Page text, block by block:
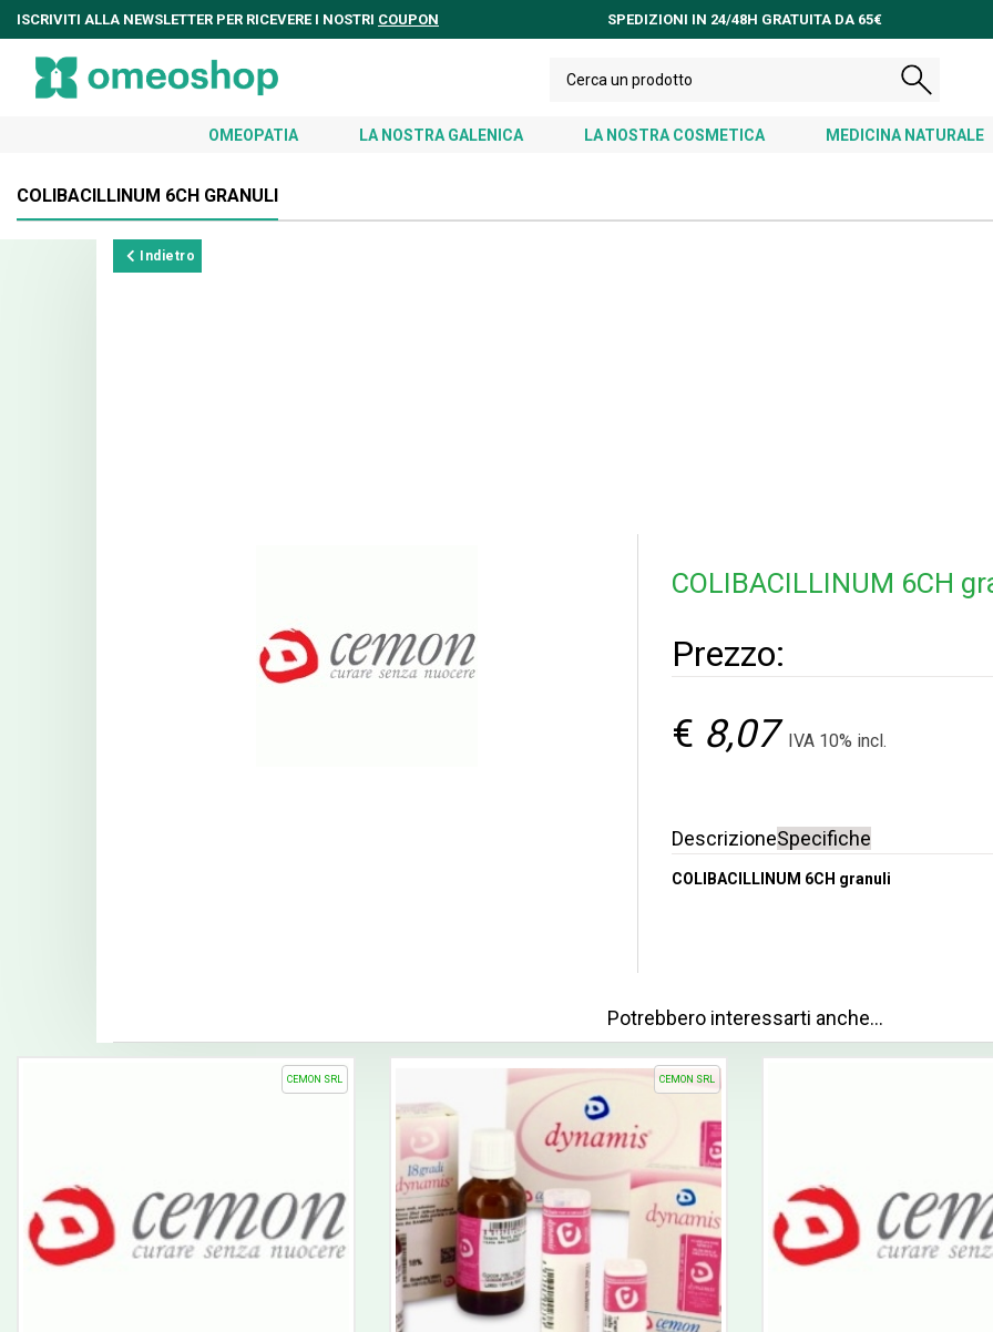
ISCRIVITI ALLA NEWSLETTER PER RICEVERE I NOSTRI COUPON SPEDIZIONI IN 24/48H GRATUITA DA 65€
OMEOPATIA LA NOSTRA GALENICA LA NOSTRA COSMETICA MEDICINA NATURALE
COLIBACILLINUM 6CH GRANULI
Indietro
COLIBACILLINUM 6CH
Prezzo:
€ 8,07 IVA 10% incl.
DescrizioneSpecifiche
COLIBACILLINUM 6CH granuli
Potrebbero interessarti anche…
CEMON SRL CEMON SRL